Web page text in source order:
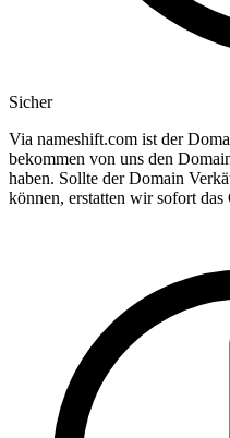
Sicher
Via nameshift.com ist der
bekommen von uns den
haben. Sollte der Domain
können, erstatten wir sofort das